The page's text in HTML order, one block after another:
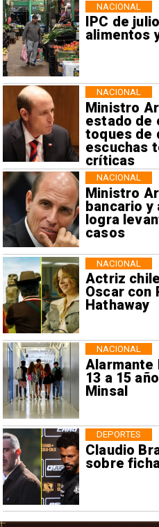
IPC de
alimentos
NACIONAL
Ministro
estado de
toques de
escuchas
críticas
NACIONAL
Ministro
bancario y
logra
casos
NACIONAL
Actriz
Oscar con
Hathaway
NACIONAL
Alarmante
13 a 15
Minsal
NACIONAL
Claudio
sobre
DEPORTES